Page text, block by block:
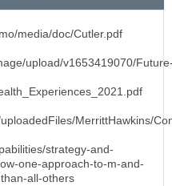
media/doc/Cutler.pdf
upload/v1653419070/
MerrittHawkins/
strategy-and-
one-approach-to-m-and-
all-others